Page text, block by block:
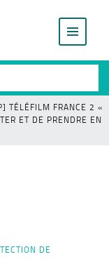
TÉLÉFILM FRANCE 2 «
ET DE PRENDRE EN
DE